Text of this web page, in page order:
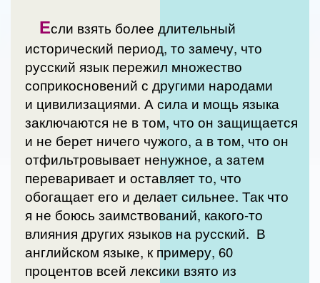
Если взять более длительный
исторический период, то замечу, что
русский язык пережил множество
соприкосновений с другими народами
и цивилизациями. А сила и мощь языка
заключаются не в том, что он защищается
и не берет ничего чужого, а в том, что он
отфильтровывает ненужное, а затем
переваривает и оставляет то, что
обогащает его и делает сильнее. Так что
я не боюсь заимствований, какого-то
влияния других языков на русский. В
английском языке, к примеру, 60
процентов всей лексики взято из